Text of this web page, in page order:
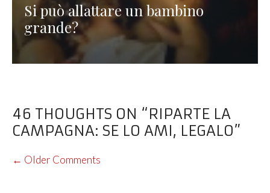
Si può allattare un bambino
grande?
46 THOUGHTS ON “RIPARTE LA
CAMPAGNA: SE LO AMI, LEGALO”
COMMENT
← Older Comments